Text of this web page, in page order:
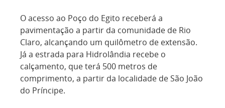
O acesso ao Poço do Egito receberá a
pavimentação a partir da comunidade de Rio
Claro, alcançando um quilômetro de extensão.
Já a estrada para Hidrolândia recebe o
calçamento, que terá 500 metros de
comprimento, a partir da localidade de São João
do Príncipe.